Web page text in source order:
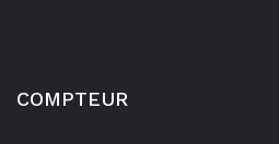
COMPTEUR